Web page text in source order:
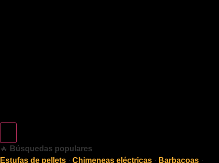
🔥 Búsquedas populares
Estufas de pellets · Chimeneas eléctricas · Barbacoas ·